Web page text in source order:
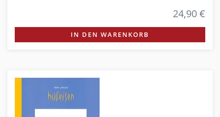
24,90 €
IN DEN WARENKORB